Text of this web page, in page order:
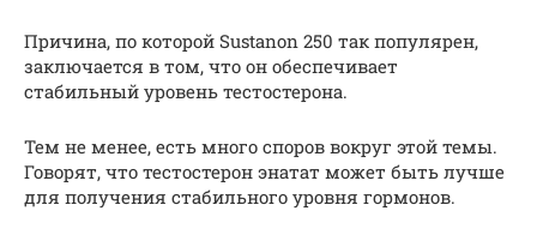
Причина, по которой Sustanon 250 так популярен,
заключается в том, что он обеспечивает
стабильный уровень тестостерона.
Тем не менее, есть много споров вокруг этой темы.
Говорят, что тестостерон энатат может быть лучше
для получения стабильного уровня гормонов.